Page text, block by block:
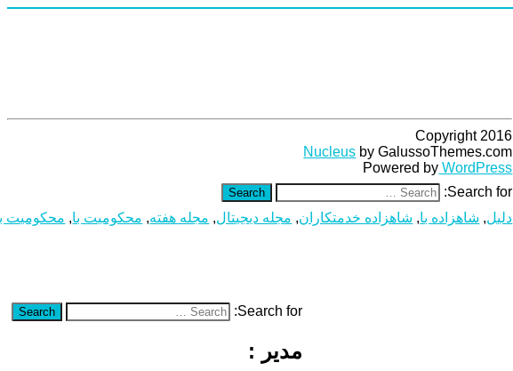
دلیل, شاهزاده با, شاهزاده خدمتکاران, مجله دیجیتال, مجله هفته, محکومیت با, محکومیت
Search for:
Search
مدیر :
Copyright 2016
Nucleus by GalussoThemes.com
Powered by WordPress
Search for:
Search